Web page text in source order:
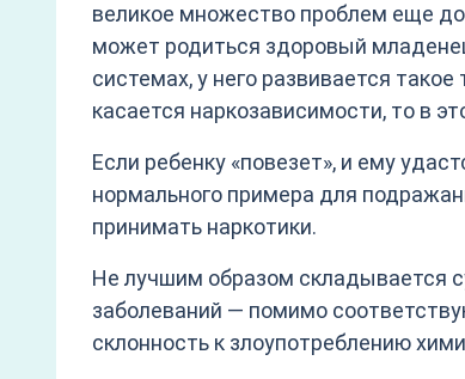
великое множество проблем еще
может родиться здоровый
системах, у него развивается
касается наркозависимости, то в
Если ребенку «повезет», и ему
нормального примера для
принимать наркотики.
Не лучшим образом складывается
заболеваний — помимо
склонность к злоупотреблению